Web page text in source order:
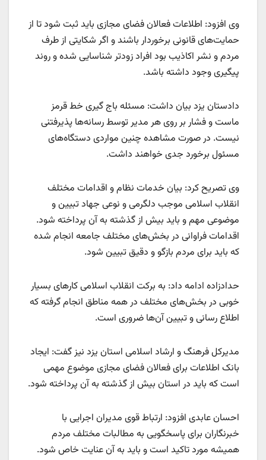
وی افزود: اطلاعات فعالان فضای مجازی باید ثبت شود تا از
حمایت‌های قانونی برخوردار باشند و اگر شکایتی از طرف
مردم و نشر اکاذیب بود افراد زودتر شناسایی شده و روند
پیگیری وجود داشته باشد.
دادستان یزد بیان داشت: مسئله باج گیری خط قرمز
ماست و فشار بر روی هر مدیر توسط رسانه‌ها پذیرفتنی
نیست. در صورت مشاهده چنین مواردی دستگاه‌های
مسئول برخورد جدی خواهند داشت.
وی تصریح کرد: بیان خدمات نظام و اقدامات مختلف
انقلاب اسلامی موجب دلگرمی و نوعی جهاد تبیین و
موضوعی مهم و باید بیش از گذشته به آن پرداخته شود.
اقدامات فراوانی در بخش‌های مختلف جامعه انجام شده
که باید برای مردم بازگو و دقیق تبیین شود.
حدادزاده ادامه داد: به برکت انقلاب اسلامی کار‌های بسیار
خوبی در بخش‌های مختلف در همه مناطق انجام گرفته که
اطلاع رسانی و تبیین آن‌ها ضروری است.
مدیرکل فرهنگ و ارشاد اسلامی استان یزد نیز گفت: ایجاد
بانک اطلاعات برای فعالان فضای مجازی موضوع مهمی
است که باید در استان بیش از گذشته به آن پرداخته شود.
احسان عابدی افزود: ارتباط قوی مدیران اجرایی با
خبرنگاران برای پاسخگویی به مطالبات مختلف مردم
همیشه مورد تاکید است و باید به آن عنایت خاص شود.